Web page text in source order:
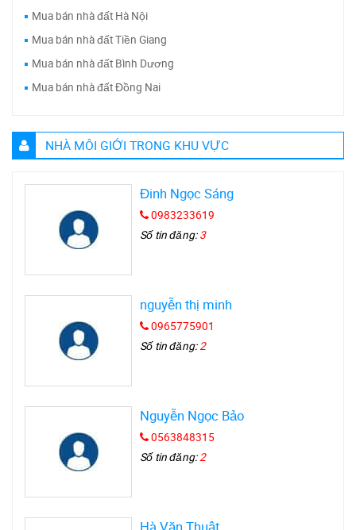
Mua bán nhà đất Hà Nội
Mua bán nhà đất Tiền Giang
Mua bán nhà đất Bình Dương
Mua bán nhà đất Đồng Nai
NHÀ MÔI GIỚI TRONG KHU VỰC
Đinh Ngọc Sáng
0983233619
Số tin đăng:3
nguyễn thị minh
0965775901
Số tin đăng:2
Nguyễn Ngọc Bảo
0563848315
Số tin đăng:2